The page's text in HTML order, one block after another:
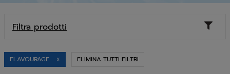
Filtra prodotti
FLAVOURAGE X ELIMINA TUTTI FILTRI